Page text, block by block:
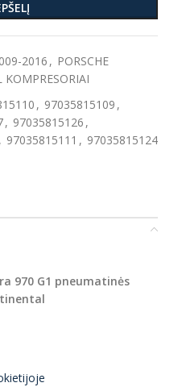
2016 , PORSCHE
, 97035815109 ,
, 97035815126 ,
, 97035815111 , 97035815124
970 G1 pneumatinės